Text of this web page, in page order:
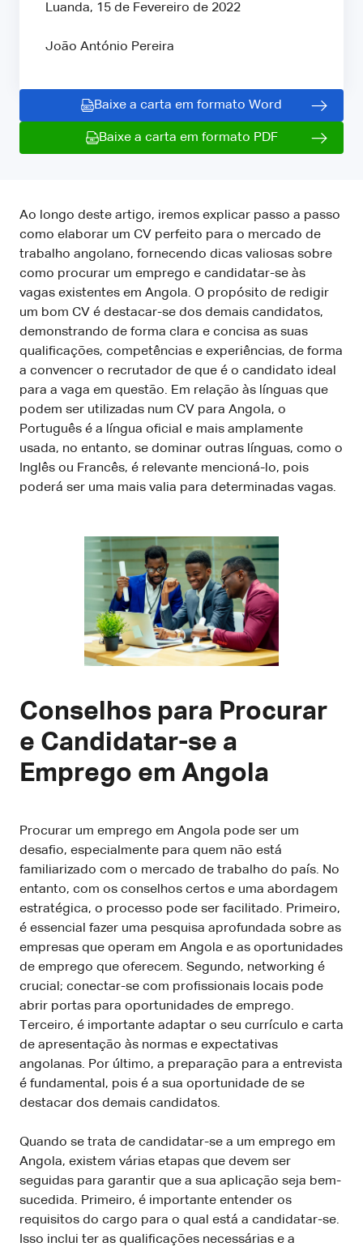
Luanda, 15 de Fevereiro de 2022
João António Pereira
Baixe a carta em formato Word
Baixe a carta em formato PDF
Ao longo deste artigo, iremos explicar passo a passo
como elaborar um CV perfeito para o mercado de
trabalho angolano, fornecendo dicas valiosas sobre
como procurar um emprego e candidatar-se às
vagas existentes em Angola. O propósito de redigir
um bom CV é destacar-se dos demais candidatos,
demonstrando de forma clara e concisa as suas
qualificações, competências e experiências, de forma
a convencer o recrutador de que é o candidato ideal
para a vaga em questão. Em relação às línguas que
podem ser utilizadas num CV para Angola, o
Português é a língua oficial e mais amplamente
usada, no entanto, se dominar outras línguas, como o
Inglês ou Francês, é relevante mencioná-lo, pois
poderá ser uma mais valia para determinadas vagas.
Conselhos para Procurar
e Candidatar-se a
Emprego em Angola
Procurar um emprego em Angola pode ser um
desafio, especialmente para quem não está
familiarizado com o mercado de trabalho do país. No
entanto, com os conselhos certos e uma abordagem
estratégica, o processo pode ser facilitado. Primeiro,
é essencial fazer uma pesquisa aprofundada sobre as
empresas que operam em Angola e as oportunidades
de emprego que oferecem. Segundo, networking é
crucial; conectar-se com profissionais locais pode
abrir portas para oportunidades de emprego.
Terceiro, é importante adaptar o seu currículo e carta
de apresentação às normas e expectativas
angolanas. Por último, a preparação para a entrevista
é fundamental, pois é a sua oportunidade de se
destacar dos demais candidatos.
Quando se trata de candidatar-se a um emprego em
Angola, existem várias etapas que devem ser
seguidas para garantir que a sua aplicação seja bem-
sucedida. Primeiro, é importante entender os
requisitos do cargo para o qual está a candidatar-se.
Isso inclui ter as qualificações necessárias e a